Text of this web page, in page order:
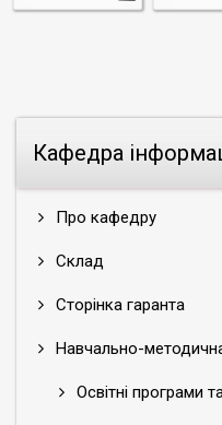
Кафедра
Про кафедру
Склад
Сторінка гаранта
Навчально-
Освітні програми